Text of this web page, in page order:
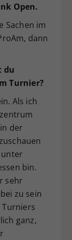
Open.
Sachen im
dann
du
Turnier?
Als ich
der
unter
bin.
sehr
zu sein
Turniers
ganz,